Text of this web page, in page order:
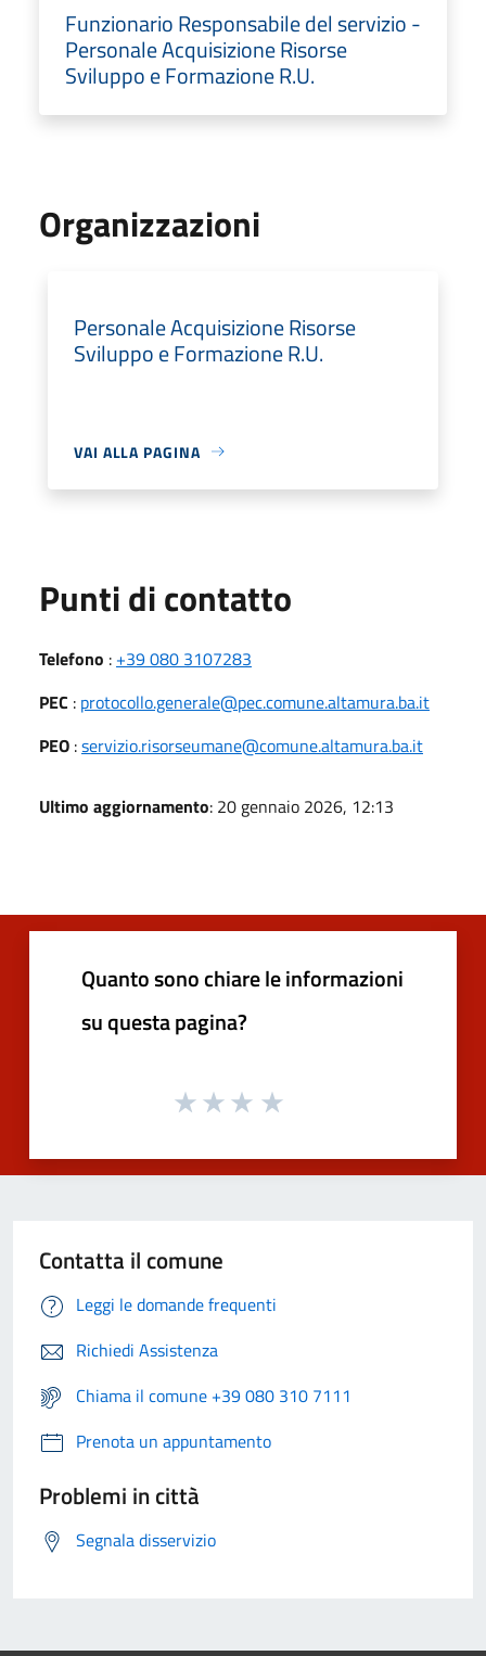
Funzionario Responsabile del servizio -
Personale Acquisizione Risorse
Sviluppo e Formazione R.U.
Organizzazioni
Personale Acquisizione Risorse
Sviluppo e Formazione R.U.
VAI ALLA PAGINA
Punti di contatto
Telefono : +39 080 3107283
PEC : protocollo.generale@pec.comune.altamura.ba.it
PEO :servizio.risorseumane@comune.altamura.ba.it
Ultimo aggiornamento: 20 gennaio 2026, 12:13
Quanto sono chiare le informazioni
su questa pagina?
Contatta il comune
Leggi le domande frequenti
Richiedi Assistenza
Chiama il comune +39 080 310 7111
Prenota un appuntamento
Problemi in città
Segnala disservizio